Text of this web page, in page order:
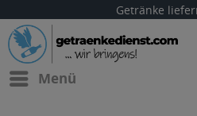
Getränke
Menü